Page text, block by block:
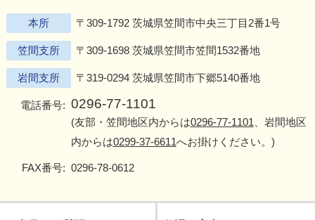
本所 〒309-1792 茨城県笠間市中央三丁目2番1号
笠間支所 〒309-1698 茨城県笠間市笠間1532番地
岩間支所 〒319-0294 茨城県笠間市下郷5140番地
電話番号: 0296-77-1101
(友部・笠間地区内からは0296-77-1101 、岩間地区
内からは0299-37-6611へお掛けください。)
FAX番号: 0296-78-0612